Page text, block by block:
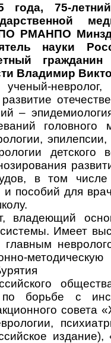
75-
РМАНПО
науки
гражданин
Владимир
невролог,
–
головного
эпилепсии,
детского
в том
пособий для
владеющий
Имеет
борьбе с
совета
издание),